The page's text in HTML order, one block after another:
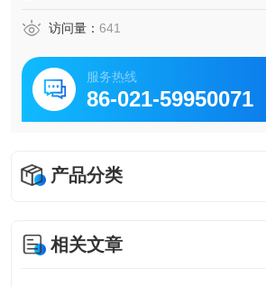
访问量： 641
服务热线
86-021-59950071
产品分类
相关文章